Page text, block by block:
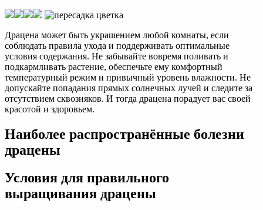
Драцена может быть украшением любой комнаты, если
соблюдать правила ухода и поддерживать оптимальные
условия содержания. Не забывайте вовремя поливать и
подкармливать растение, обеспечьте ему комфортный
температурный режим и привычный уровень влажности. Не
допускайте попадания прямых солнечных лучей и следите за
отсутствием сквозняков. И тогда драцена порадует вас своей
красотой и здоровьем.
Наиболее распространённые болезни
драцены
Условия для правильного
выращивания драцены